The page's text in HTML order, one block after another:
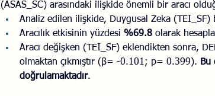
(ASAS_SC) arasındaki ilişkide önemli bir aracı
Analiz edilen ilişkide, Duygusal Zeka (TEI_SF)
Aracılık etkisinin yüzdesi %69.8 olarak
Aracı değişken (TEI_SF) eklendikten sonra,
olmaktan çıkmıştır (β= -0.101; p= 0.399). Bu
doğrulamaktadır.